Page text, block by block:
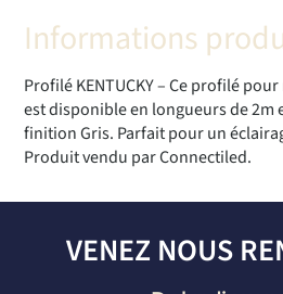
Informations
Profilé KENTUCKY – Ce profilé
est disponible en longueurs de 2m
finition Gris. Parfait pour un
Produit vendu par Connectiled.
VENEZ NOUS